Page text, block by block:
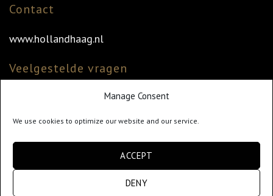
Manage Consent
We use cookies to optimize our website and our service.
ACCEPT
DENY
Contact
www.hollandhaag.nl
Veelgestelde vragen
Veelgestelde vragen
Klantenservice
info@hollandhaag.nl